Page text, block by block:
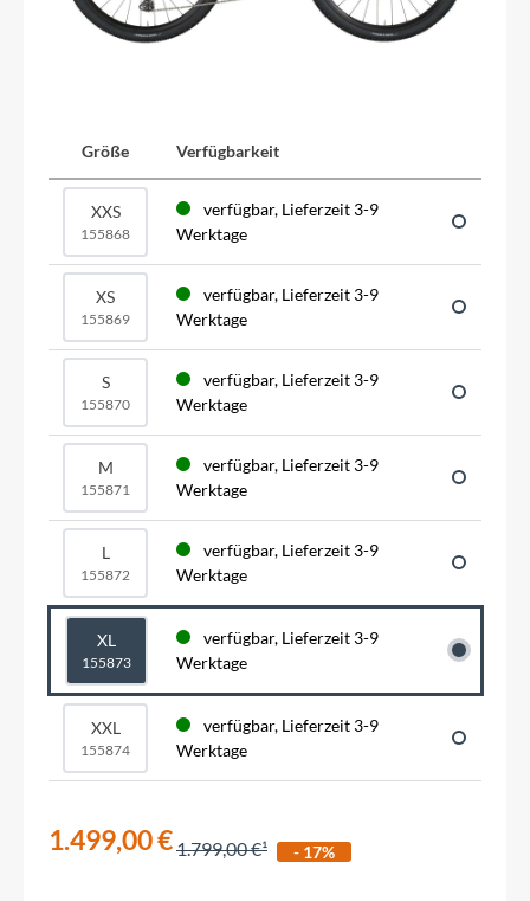
Größe Verfügbarkeit
XXS
155868
verfügbar, Lieferzeit 3-9
Werktage
XS
155869
verfügbar, Lieferzeit 3-9
Werktage
S
155870
verfügbar, Lieferzeit 3-9
Werktage
M
155871
verfügbar, Lieferzeit 3-9
Werktage
L
155872
verfügbar, Lieferzeit 3-9
Werktage
XL
155873
verfügbar, Lieferzeit 3-9
Werktage
XXL
155874
verfügbar, Lieferzeit 3-9
Werktage
1.499,00 €1.799,00 € - 17%